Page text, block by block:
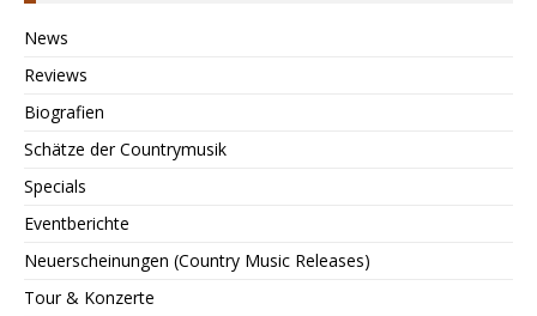
News
Reviews
Biografien
Schätze der Countrymusik
Specials
Eventberichte
Neuerscheinungen (Country Music Releases)
Tour & Konzerte